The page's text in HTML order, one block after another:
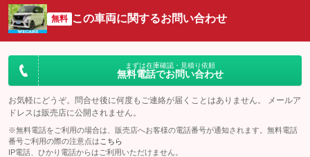
無料 この車両に関するお問い合わせ
まずは在庫確認・見積り依頼
無料電話でお問い合わせ
お気軽にどうぞ。問合せ後に何度もご連絡が届くことはありません。 メールア
ドレスは販売店に公開されません。
※無料電話をご利用の場合は、販売店へお客様の電話番号が通知されます。無料電話
番号ご利用の際の注意点は こちら
IP電話、ひかり電話からはご利用いただけません。